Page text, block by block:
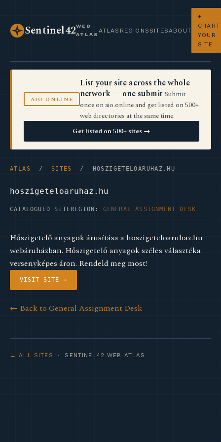
Sentinel42WEB
ATLAS
ATLAS REGIONS SITES ABOUT
+
CHART
YOUR
SITE
AIO.ONLINE
List your site across the whole
network — one submit Submit
once on aio.online and get listed on 500+
web directories at the same time.
Get listed on 500+ sites →
ATLAS / SITES / HOSZIGETELOARUHAZ.HU
hoszigeteloaruhaz.hu
CATALOGUED SITE REGION: GENERAL ASSIGNMENT DESK
Hőszigetelő anyagok árusítása a hoszigeteloaruhaz.hu
webáruházban. Hőszigetelő anyagok széles választéka
versenyképes áron. Rendeld meg most!
VISIT SITE →
← Back to General Assignment Desk
← ALL SITES · SENTINEL42 WEB ATLAS